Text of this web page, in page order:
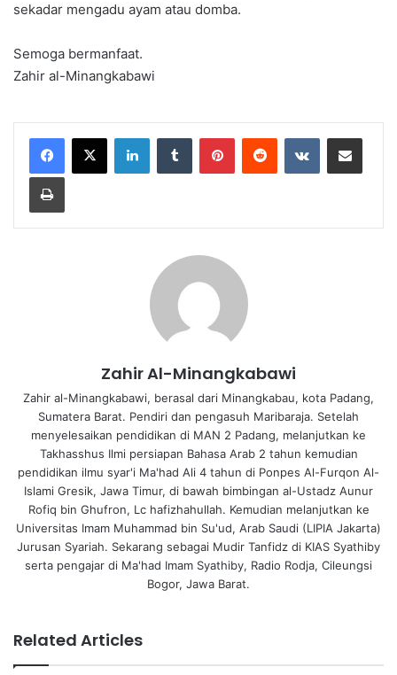
sekadar mengadu ayam atau domba.
Semoga bermanfaat.
Zahir al-Minangkabawi
Zahir Al-Minangkabawi
Zahir al-Minangkabawi, berasal dari Minangkabau, kota Padang,
Sumatera Barat. Pendiri dan pengasuh Maribaraja. Setelah
menyelesaikan pendidikan di MAN 2 Padang, melanjutkan ke
Takhasshus Ilmi persiapan Bahasa Arab 2 tahun kemudian
pendidikan ilmu syar'i Ma'had Ali 4 tahun di Ponpes Al-Furqon Al-
Islami Gresik, Jawa Timur, di bawah bimbingan al-Ustadz Aunur
Rofiq bin Ghufron, Lc hafizhahullah. Kemudian melanjutkan ke
Universitas Imam Muhammad bin Su'ud, Arab Saudi (LIPIA Jakarta)
Jurusan Syariah. Sekarang sebagai Mudir Tanfidz di KIAS Syathiby
serta pengajar di Ma'had Imam Syathiby, Radio Rodja, Cileungsi
Bogor, Jawa Barat.
Related Articles